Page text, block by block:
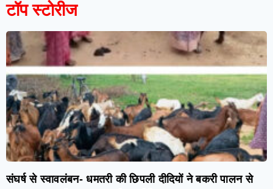
टॉप स्टोरीज
संघर्ष से स्वावलंबन- धमतरी की छिपली दीदियों ने बकरी पालन से